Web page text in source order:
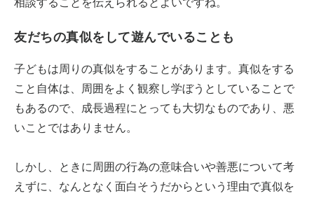
相談することを伝えられるとよいですね。
友だちの真似をして遊んでいることも
子どもは周りの真似をすることがあります。真似をする
こと自体は、周囲をよく観察し学ぼうとしていることで
もあるので、成長過程にとっても大切なものであり、悪
いことではありません。
しかし、ときに周囲の行為の意味合いや善悪について考
えずに、なんとなく面白そうだからという理由で真似を